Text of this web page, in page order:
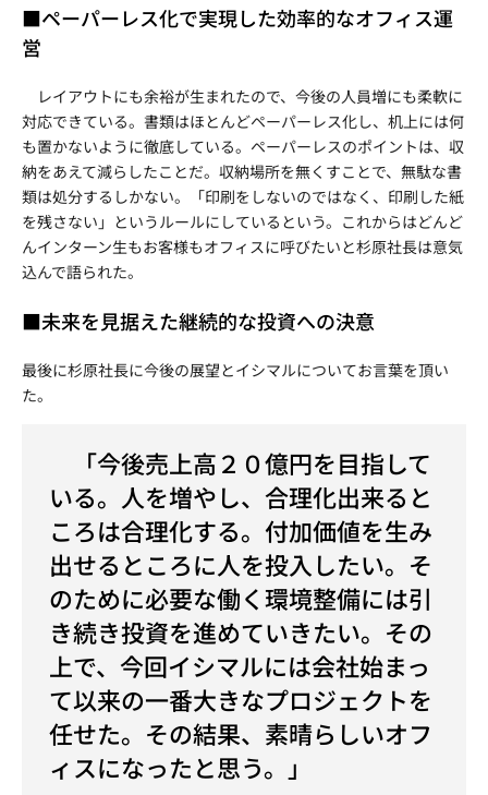
■ペーパーレス化で実現した効率的なオフィス運
営
レイアウトにも余裕が生まれたので、今後の人員増にも柔軟に
対応できている。書類はほとんどペーパーレス化し、机上には何
も置かないように徹底している。ペーパーレスのポイントは、収
納をあえて減らしたことだ。収納場所を無くすことで、無駄な書
類は処分するしかない。「印刷をしないのではなく、印刷した紙
を残さない」というルールにしているという。これからはどんど
んインターン生もお客様もオフィスに呼びたいと杉原社長は意気
込んで語られた。
■未来を見据えた継続的な投資への決意
最後に杉原社長に今後の展望とイシマルについてお言葉を頂い
た。
「今後売上高２０億円を目指して
いる。人を増やし、合理化出来ると
ころは合理化する。付加価値を生み
出せるところに人を投入したい。そ
のために必要な働く環境整備には引
き続き投資を進めていきたい。その
上で、今回イシマルには会社始まっ
て以来の一番大きなプロジェクトを
任せた。その結果、素晴らしいオフ
ィスになったと思う。」